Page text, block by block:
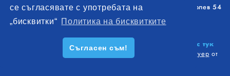
се съгласявате с употребата на
„бисквитки“ Политика на бисквитките
Съгласен съм!
Уолоу Интернешънъл ЕООД, гр. Варна, бул. Генерал Колев 54
+359 893 621 112
office@remontna-brigada.com
Създай профил на своя строителен бизнес тук
. Всички права запазени. Изработка на софтуер от